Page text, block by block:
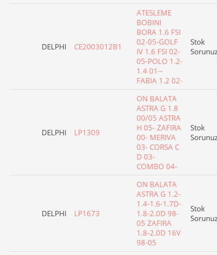
DELPHI CE2003012B1
ATESLEME
BOBINI
BORA 1.6 FSI
02-05-GOLF
IV 1.6 FSI 02-
05-POLO 1.2-
1.4 01--
FABIA 1.2 02-
Stok
DELPHI LP1309
ON BALATA
ASTRA G 1.8
00/05 ASTRA
H 05- ZAFIRA
00- MERIVA
03- CORSA C
D 03-
COMBO 04-
Stok
DELPHI LP1673
ON BALATA
ASTRA G 1.2-
1.4-1.6-1.7D-
1.8-2.0D 98-
05 ZAFIRA
1.8-2.0D 16V
98-05
Stok